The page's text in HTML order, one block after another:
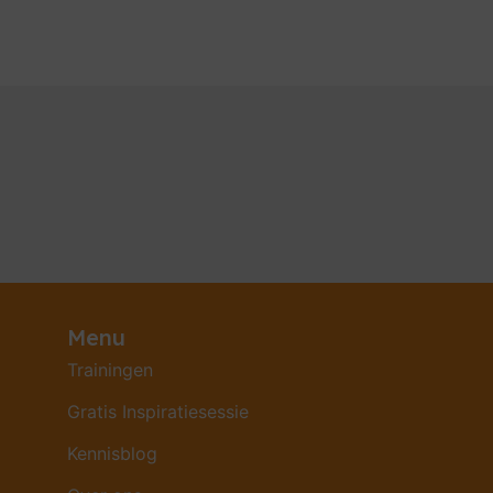
Menu
Trainingen
Gratis Inspiratiesessie
Kennisblog